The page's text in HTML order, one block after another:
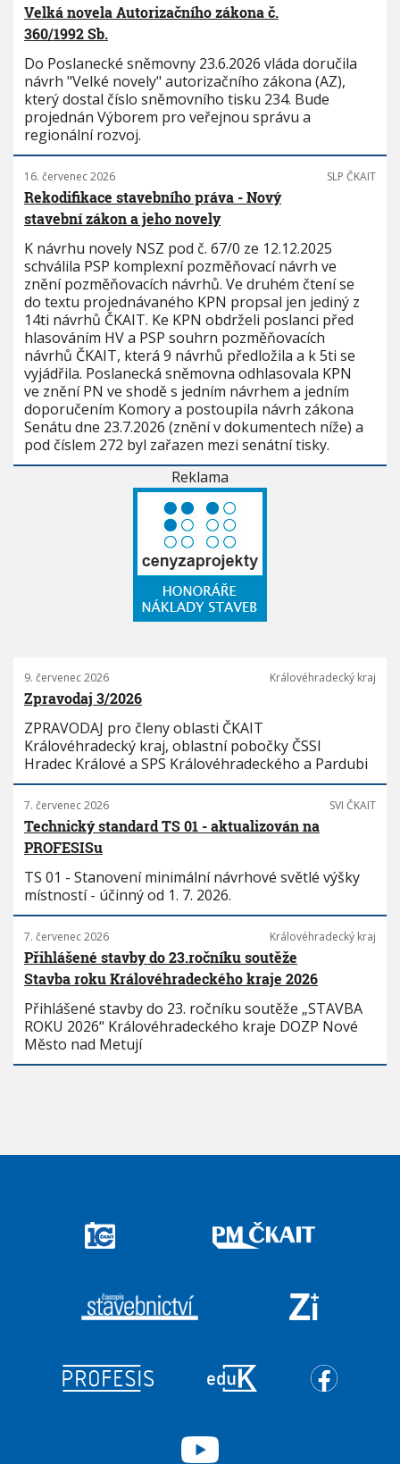
Velká novela Autorizačního zákona č.
360/1992 Sb.
Do Poslanecké sněmovny 23.6.2026 vláda doručila
návrh "Velké novely" autorizačního zákona (AZ),
který dostal číslo sněmovního tisku 234. Bude
projednán Výborem pro veřejnou správu a
regionální rozvoj.
16. červenec 2026 SLP ČKAIT
Rekodifikace stavebního práva - Nový
stavební zákon a jeho novely
K návrhu novely NSZ pod č. 67/0 ze 12.12.2025
schválila PSP komplexní pozměňovací návrh ve
znění pozměňovacích návrhů. Ve druhém čtení se
do textu projednávaného KPN propsal jen jediný z
14ti návrhů ČKAIT. Ke KPN obdrželi poslanci před
hlasováním HV a PSP souhrn pozměňovacích
návrhů ČKAIT, která 9 návrhů předložila a k 5ti se
vyjádřila. Poslanecká sněmovna odhlasovala KPN
ve znění PN ve shodě s jedním návrhem a jedním
doporučením Komory a postoupila návrh zákona
Senátu dne 23.7.2026 (znění v dokumentech níže) a
pod číslem 272 byl zařazen mezi senátní tisky.
Reklama
9. červenec 2026 Královéhradecký kraj
Zpravodaj 3/2026
ZPRAVODAJ pro členy oblasti ČKAIT
Královéhradecký kraj, oblastní pobočky ČSSI
Hradec Králové a SPS Královéhradeckého a Pardubi
7. červenec 2026 SVI ČKAIT
Technický standard TS 01 - aktualizován na
PROFESISu
TS 01 - Stanovení minimální návrhové světlé výšky
místností - účinný od 1. 7. 2026.
7. červenec 2026 Královéhradecký kraj
Přihlášené stavby do 23.ročníku soutěže
Stavba roku Královéhradeckého kraje 2026
Přihlášené stavby do 23. ročníku soutěže „STAVBA
ROKU 2026“ Královéhradeckého kraje DOZP Nové
Město nad Metují